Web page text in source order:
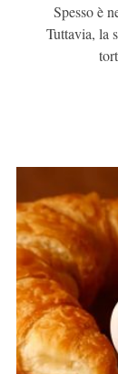
Spesso è
Tuttavia, la